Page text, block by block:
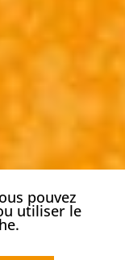
pouvez
utiliser le